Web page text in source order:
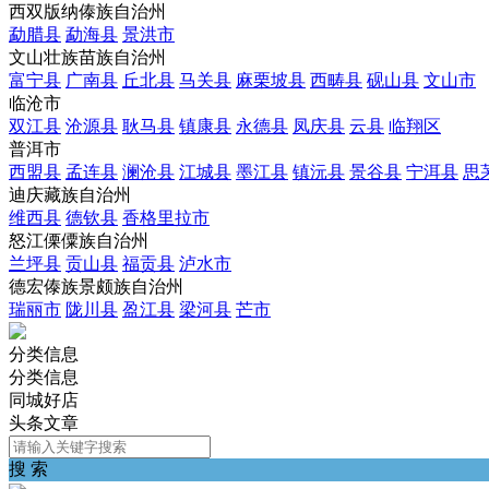
西双版纳傣族自治州
勐腊县 勐海县 景洪市
文山壮族苗族自治州
富宁县 广南县 丘北县 马关县 麻栗坡县 西畴县 砚山县 文山市
临沧市
双江县 沧源县 耿马县 镇康县 永德县 凤庆县 云县 临翔区
普洱市
西盟县 孟连县 澜沧县 江城县 墨江县 镇沅县 景谷县 宁洱县 思
迪庆藏族自治州
维西县 德钦县 香格里拉市
怒江傈僳族自治州
兰坪县 贡山县 福贡县 泸水市
德宏傣族景颇族自治州
瑞丽市 陇川县 盈江县 梁河县 芒市
分类信息
分类信息
同城好店
头条文章
搜 索